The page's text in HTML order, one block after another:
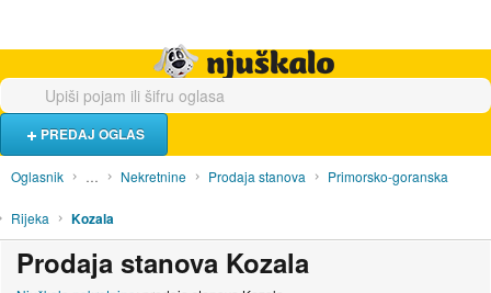
PREDAJ OGLAS
Oglasnik … Nekretnine Prodaja stanova Primorsko-goranska
Rijeka Kozala
Prodaja stanova Kozala